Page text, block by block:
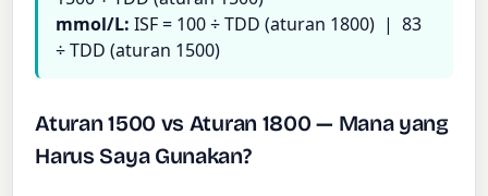
mmol/L: ISF = 100 ÷ TDD (aturan 1800) | 83
÷ TDD (aturan 1500)
Aturan 1500 vs Aturan 1800 — Mana yang
Harus Saya Gunakan?